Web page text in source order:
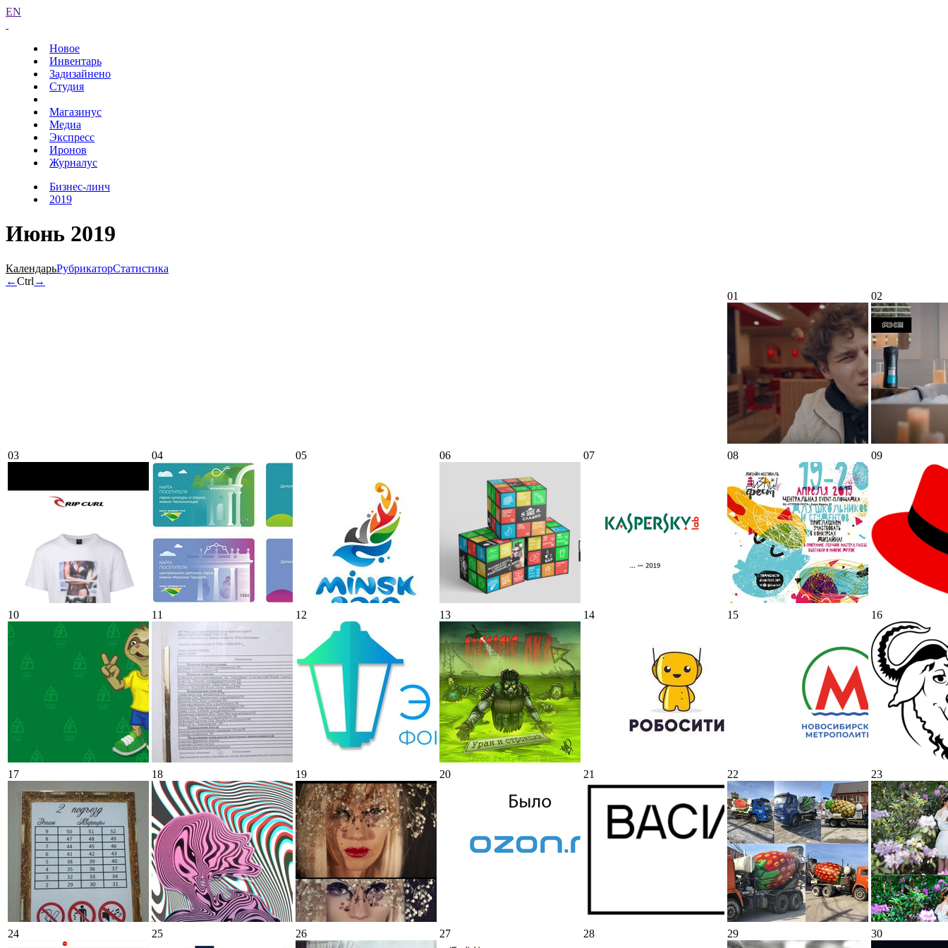
EN
Новое
Инвентарь
Задизайнено
Студия
Магазинус
Медиа
Экспресс
Иронов
Журналус
Бизнес-линч
2019
Июнь 2019
КалендарьРубрикаторСтатистика
←Ctrl →
01
02
03 04 05 06 07 08 09
10 11 12 13 14 15 16
17 18 19 20 21 22 23
24 25 26 27 28 29 30